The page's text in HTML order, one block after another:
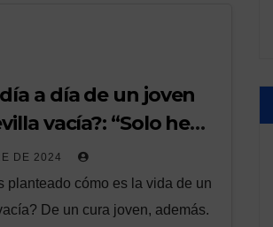
a día de un joven
vacía?: “Solo he
personas este año en
DE 2024
planteado cómo es la vida de un
De un cura joven, además.